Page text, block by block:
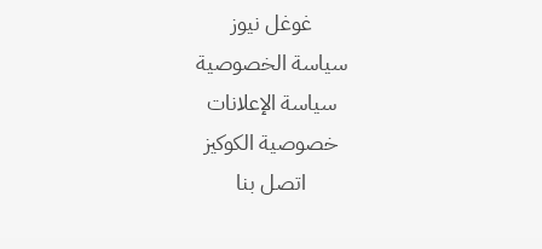
غوغل نيوز
سياسة الخصوصية
سياسة الإعلانات
خصوصية الكوكيز
اتصل بنا